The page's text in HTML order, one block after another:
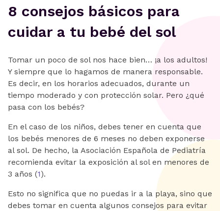
8 consejos básicos para
cuidar a tu bebé del sol
Tomar un poco de sol nos hace bien… ¡a los adultos!
Y siempre que lo hagamos de manera responsable.
Es decir, en los horarios adecuados, durante un
tiempo moderado y con protección solar. Pero ¿qué
pasa con los bebés?
En el caso de los niños, debes tener en cuenta que
los bebés menores de 6 meses no deben exponerse
al sol. De hecho, la Asociación Española de Pediatría
recomienda evitar la exposición al sol en menores de
3 años (1).
Esto no significa que no puedas ir a la playa, sino que
debes tomar en cuenta algunos consejos para evitar